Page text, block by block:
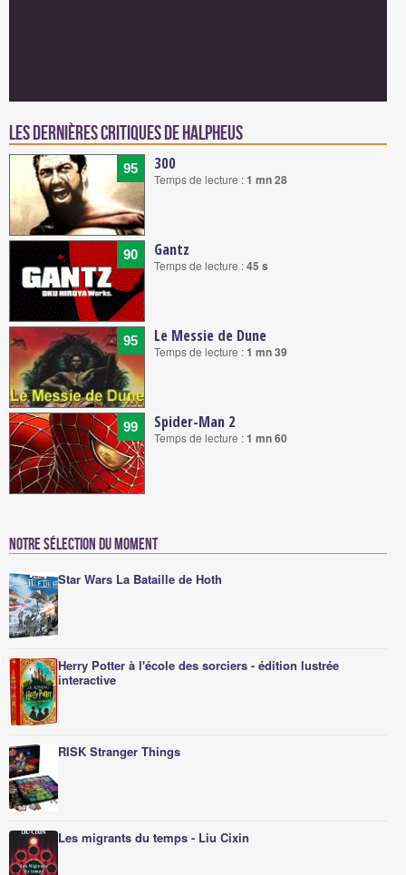
Les dernières critiques de Halpheus
95 300
Temps de lecture :1 mn 28
90 Gantz
Temps de lecture :45 s
95 Le Messie de Dune
Temps de lecture :1 mn 39
99 Spider-Man 2
Temps de lecture :1 mn 60
Notre sélection du moment
Star Wars La Bataille de Hoth
Herry Potter à l'école des sorciers - édition lustrée
interactive
RISK Stranger Things
Les migrants du temps - Liu Cixin